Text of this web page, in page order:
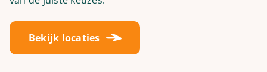
Bekijk locaties